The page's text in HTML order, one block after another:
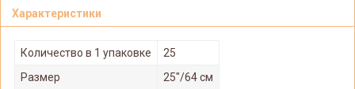
Характеристики
Количество в 1 упаковке
25
Размер
25"/64 см